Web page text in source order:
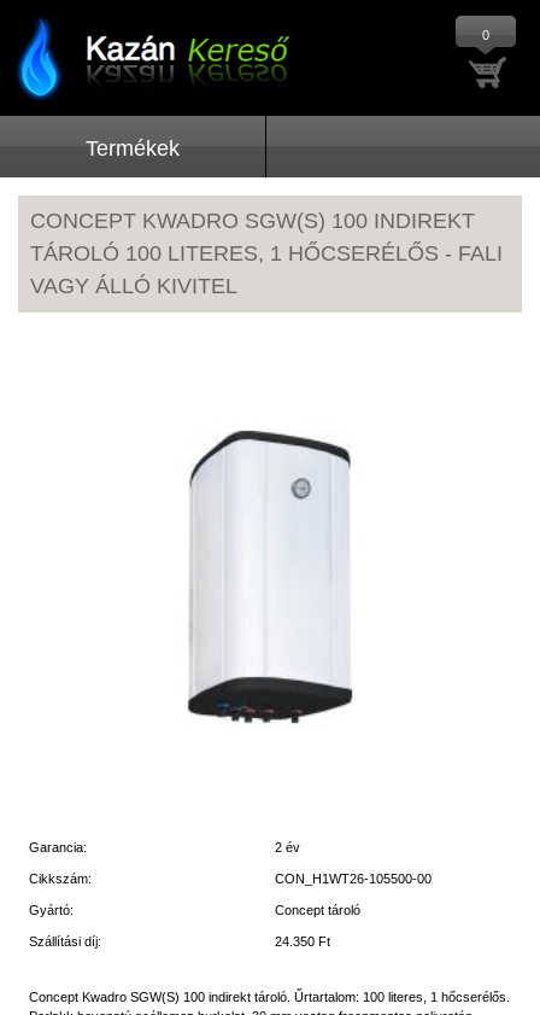
0
Termékek
CONCEPT KWADRO SGW(S) 100 INDIREKT
TÁROLÓ 100 LITERES, 1 HŐCSERÉLŐS - FALI
VAGY ÁLLÓ KIVITEL
Garancia: 2 év
Cikkszám: CON_H1WT26-105500-00
Gyártó: Concept tároló
Szállítási díj: 24.350 Ft
Concept Kwadro SGW(S) 100 indirekt tároló. Űrtartalom: 100 literes, 1 hőcserélős.